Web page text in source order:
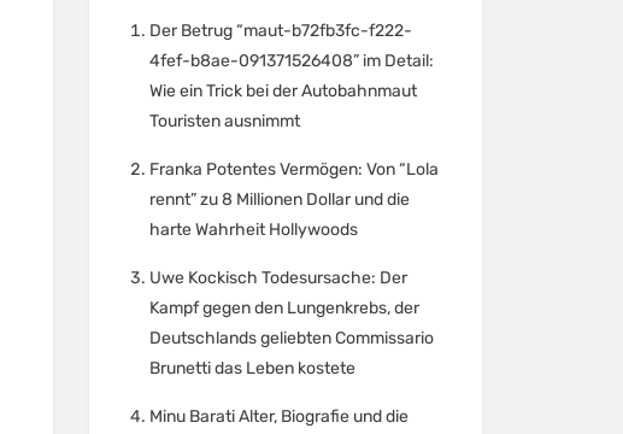
Der Betrug “maut-b72fb3fc-f222-
4fef-b8ae-091371526408” im Detail:
Wie ein Trick bei der Autobahnmaut
Touristen ausnimmt
Franka Potentes Vermögen: Von “Lola
rennt” zu 8 Millionen Dollar und die
harte Wahrheit Hollywoods
Uwe Kockisch Todesursache: Der
Kampf gegen den Lungenkrebs, der
Deutschlands geliebten Commissario
Brunetti das Leben kostete
Minu Barati Alter, Biografie und die